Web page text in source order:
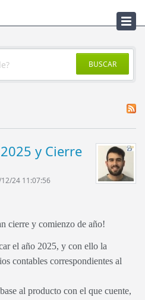
BUSCAR
y Cierre
24 11:07:56
cierre y comienzo de año!
el año 2025, y con ello la
contables correspondientes al
al producto con el que cuente,